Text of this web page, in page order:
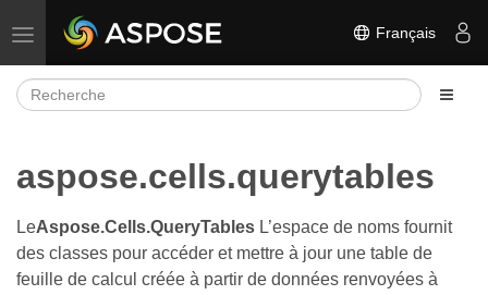
Basculer la navigation Français
aspose.cells.querytables
LeAspose.Cells.QueryTables L’espace de noms fournit
des classes pour accéder et mettre à jour une table de
feuille de calcul créée à partir de données renvoyées à